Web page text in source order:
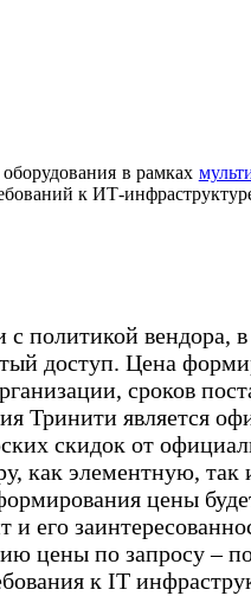
в рамках
к ИТ-
с политикой
доступ. Цена
сроков
Тринити является
скидок от
как элементную,
цены
его
цены по запросу –
к IT